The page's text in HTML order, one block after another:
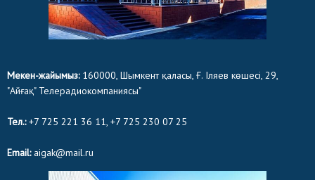
Мекен-жайымыз:160000, Шымкент қаласы, Ғ. Іляев көшесі, 29,
"Айғақ" Телерадиокомпаниясы"
Тел.:+7 725 221 36 11, +7 725 230 07 25
Email:aigak@mail.ru